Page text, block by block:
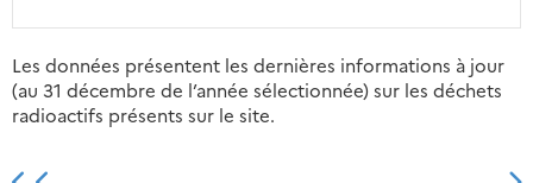
Les données présentent les dernières informations à jour
(au 31 décembre de l’année sélectionnée) sur les déchets
radioactifs présents sur le site.